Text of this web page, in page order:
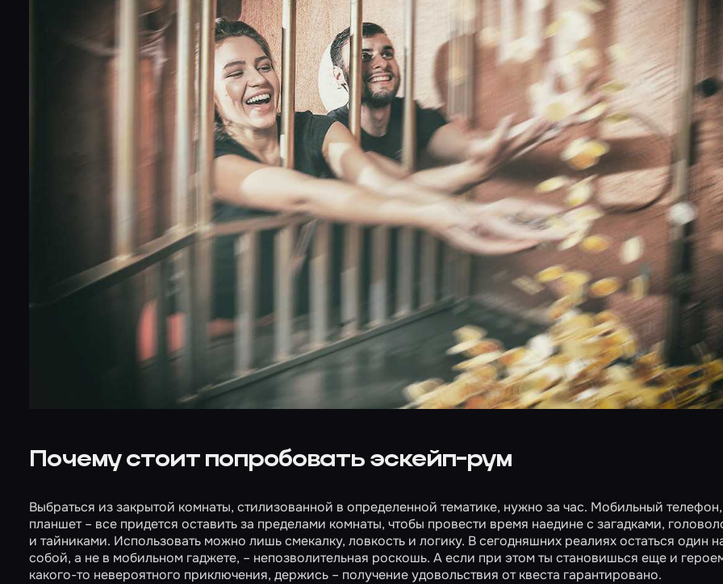
Почему стоит попробовать эскейп-рум
Выбраться из закрытой комнаты, стилизованной в определенной тематике, нужно за час. Мобильный телефон,
планшет – все придется оставить за пределами комнаты, чтобы провести время наедине с загадками,
и тайниками. Использовать можно лишь смекалку, ловкость и логику. В сегодняшних реалиях остаться один
собой, а не в мобильном гаджете, – непозволительная роскошь. А если при этом ты становишься еще и
какого-то невероятного приключения, держись – получение удовольствия от квеста гарантировано.